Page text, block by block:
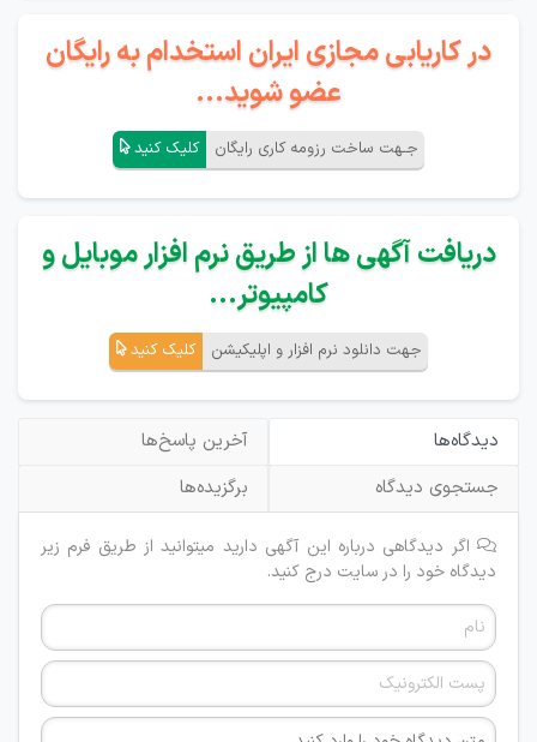
در کاریابی مجازی ایران استخدام به رایگان
عضو شوید...
جـهت ساخت رزومه کاری رایگان کلیک کنید
دریافت آگهی ها از طریق نرم افزار موبایل و
کامپیوتر...
جهت دانلود نرم افزار و اپلیکیشن کلیک کنید
دیدگاه‌ها
آخرین پاسخ‌ها
جستجوی دیدگاه
برگزیده‌ها
اگر دیدگاهی درباره این آگهی دارید میتوانید از طریق فرم زیر
دیدگاه خود را در سایت درج کنید.